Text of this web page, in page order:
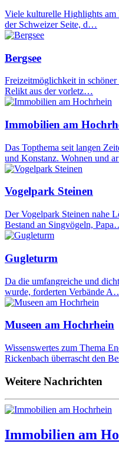
Viele kulturelle Highlights
der Schweizer Seite, d…
Bergsee
Freizeitmöglichkeit in
Relikt aus der vorletz…
Immobilien am
Das Topthema seit langen
und Konstanz. Wohnen und
Vogelpark Steinen
Der Vogelpark Steinen nahe
Bestand an Singvögeln,
Gugleturm
Da die umfangreiche und
wurde, forderten Verbände
Museen am Hochrhein
Wissenswertes zum Thema
Rickenbach überrascht den
Weitere Nachrichten
Immobilien am